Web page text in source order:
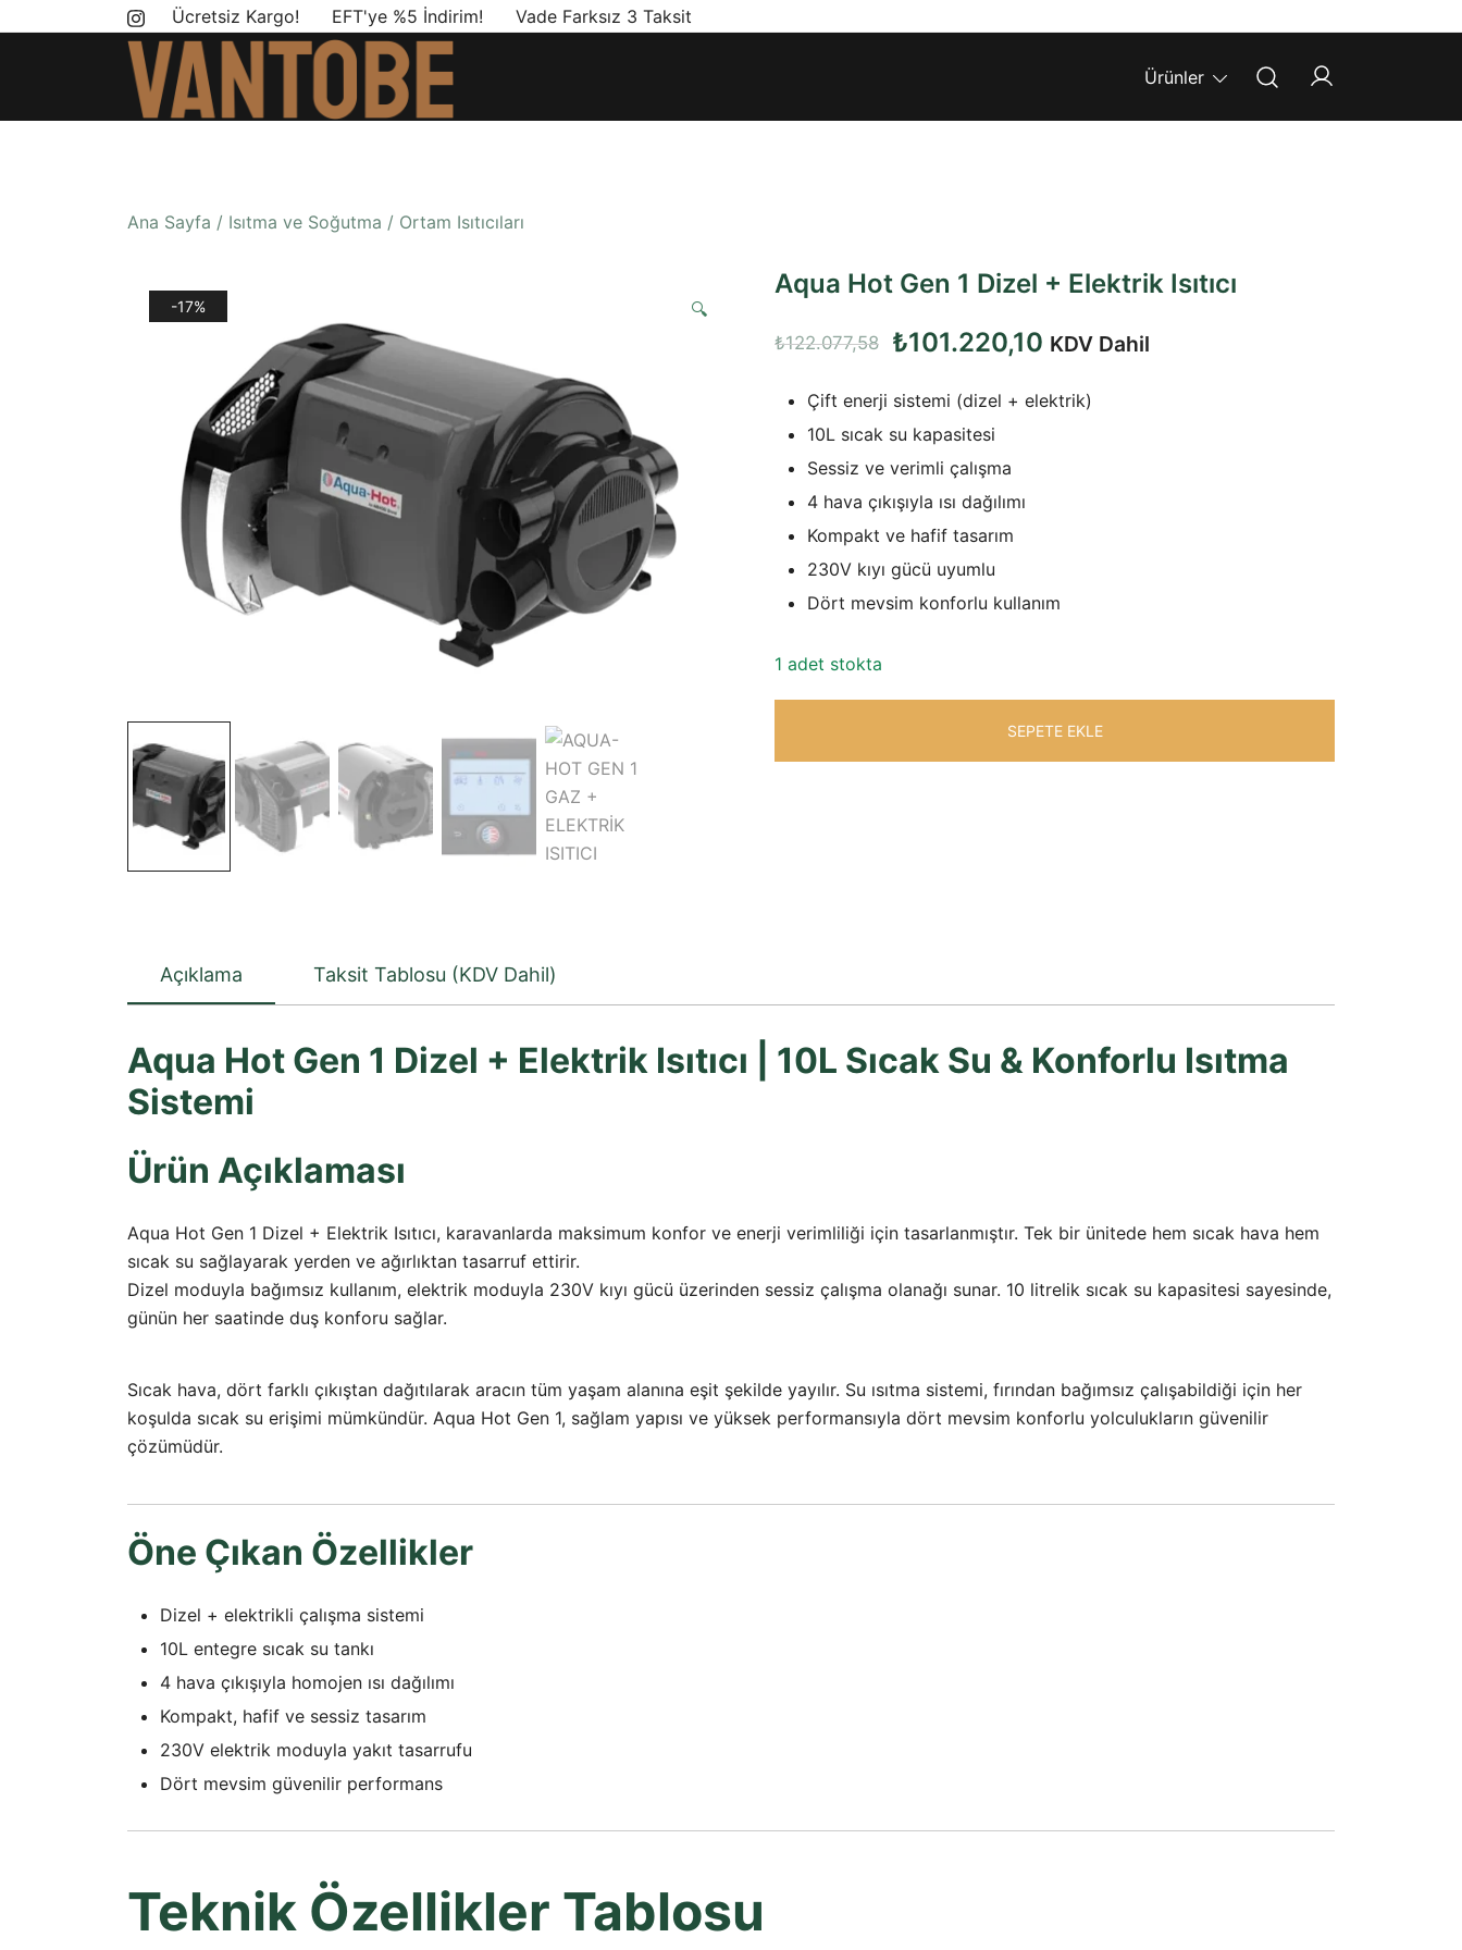
Ücretsiz Kargo! EFT'ye %5 İndirim! Vade Farksız 3 Taksit
Ürünler
Ana Sayfa / Isıtma ve Soğutma / Ortam Isıtıcıları
-17% 🔍
Aqua Hot Gen 1 Dizel + Elektrik Isıtıcı
₺122.077,58
Orijinal
₺122.077,58.
₺101.220,10 Şu
andaki
KDV Dahil
Çift enerji sistemi (dizel + elektrik)
10L sıcak su kapasitesi
Sessiz ve verimli çalışma
4 hava çıkışıyla ısı dağılımı
Kompakt ve hafif tasarım
230V kıyı gücü uyumlu
Dört mevsim konforlu kullanım
1 adet stokta
SEPETE EKLE
Açıklama Taksit Tablosu (KDV Dahil)
Aqua Hot Gen 1 Dizel + Elektrik Isıtıcı | 10L Sıcak Su & Konforlu Isıtma
Sistemi
Ürün Açıklaması
Aqua Hot Gen 1 Dizel + Elektrik Isıtıcı, karavanlarda maksimum konfor ve enerji verimliliği için tasarlanmıştır. Tek bir ünitede hem sıcak hava hem
sıcak su sağlayarak yerden ve ağırlıktan tasarruf ettirir.
Dizel moduyla bağımsız kullanım, elektrik moduyla 230V kıyı gücü üzerinden sessiz çalışma olanağı sunar. 10 litrelik sıcak su kapasitesi sayesinde,
günün her saatinde duş konforu sağlar.
Sıcak hava, dört farklı çıkıştan dağıtılarak aracın tüm yaşam alanına eşit şekilde yayılır. Su ısıtma sistemi, fırından bağımsız çalışabildiği için her
koşulda sıcak su erişimi mümkündür. Aqua Hot Gen 1, sağlam yapısı ve yüksek performansıyla dört mevsim konforlu yolculukların güvenilir
çözümüdür.
Öne Çıkan Özellikler
Dizel + elektrikli çalışma sistemi
10L entegre sıcak su tankı
4 hava çıkışıyla homojen ısı dağılımı
Kompakt, hafif ve sessiz tasarım
230V elektrik moduyla yakıt tasarrufu
Dört mevsim güvenilir performans
Teknik Özellikler Tablosu